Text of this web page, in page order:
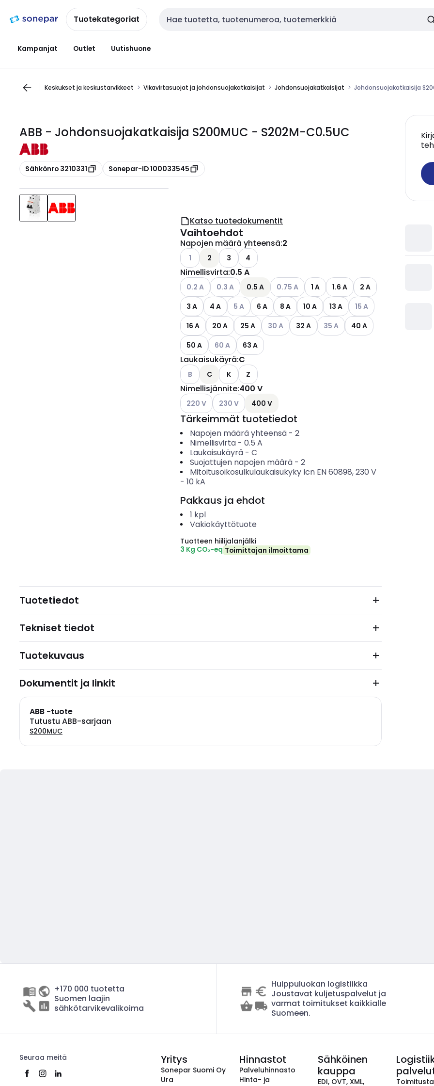
navigointiinsisältöönTuotekategoriat Haku
Kampanjat Outlet Uutishuone
Keskukset ja keskustarvikkeet Vikavirtasuojat ja johdonsuojakatkaisijat Johdonsuojakatkaisijat Johdonsuojakatkaisija
ABB - Johdonsuojakatkaisija S200MUC - S202M-C0.5UC
Kopioi
Sähkönro 3210331 Kopioi
Sonepar-ID 100033545
Katso tuotedokumentit
Vaihtoehdot
Napojen määrä yhteensä:2
Katso käytettävissä olevat vaihtoehdot
1 2 3 4
Nimellisvirta:0.5 A
Katso käytettävissä olevat vaihtoehdot
0.2 A Katso käytettävissä olevat vaihtoehdot
0.3 A 0.5 A Katso käytettävissä olevat vaihtoehdot
0.75 A 1 A 1.6 A
2 A
3 A
4 A Katso käytettävissä olevat vaihtoehdot
5 A 6 A 8 A 10 A 13 A Katso käytettävissä
15 A
16 A
20 A 25 A Katso käytettävissä olevat vaihtoehdot
30 A 32 A Katso käytettävissä olevat
35 A
40 A
50 A
Katso käytettävissä olevat vaihtoehdot
60 A 63 A
Laukaisukäyrä:C
Katso käytettävissä olevat vaihtoehdot
B C K Z
Nimellisjännite:400 V
Katso käytettävissä olevat vaihtoehdot
220 V Katso käytettävissä olevat vaihtoehdot
230 V 400 V
Tärkeimmät tuotetiedot
Napojen määrä yhteensä- 2
Nimellisvirta- 0.5 A
Laukaisukäyrä- C
Suojattujen napojen määrä- 2
Mitoitusoikosulkulaukaisukyky Icn EN 60898, 230 V
- 10 kA
Pakkaus ja ehdot
1 kpl
Vakiokäyttötuote
Tuotteen hiilijalanjälki
3 Kg CO₂-eq Toimittajan ilmoittama
Tuotetiedot
Tekniset tiedot
Tuotekuvaus
Dokumentit ja linkit
ABB -tuote
Tutustu ABB-sarjaan
S200MUC
+170 000 tuotetta
Suomen laajin
sähkötarvikevalikoima
Huippuluokan logistiikka
Joustavat kuljetuspalvelut ja
varmat toimitukset kaikkialle
Suomeen.
Seuraa meitä Yritys
Sonepar Suomi Oy
Ura
Hinnastot
Palveluhinnasto
Hinta- ja
Sähköinen
kauppa
EDI, OVT, XML,